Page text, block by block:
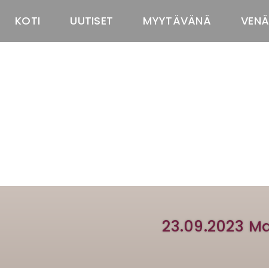
KOTI UUTISET MYYTÄVÄNÄ
23.09.2023